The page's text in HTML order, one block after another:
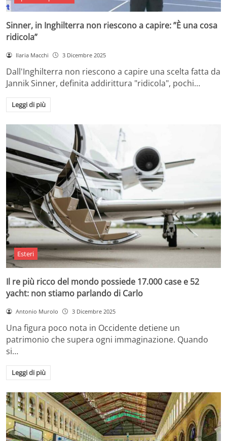
Sinner, in Inghilterra non riescono a capire: ”È una cosa
ridicola”
Ilaria Macchi 3 Dicembre 2025
Dall'Inghilterra non riescono a capire una scelta fatta da
Jannik Sinner, definita addirittura "ridicola", pochi…
Leggi di più
Esteri
Il re più ricco del mondo possiede 17.000 case e 52
yacht: non stiamo parlando di Carlo
Antonio Murolo 3 Dicembre 2025
Una figura poco nota in Occidente detiene un
patrimonio che supera ogni immaginazione. Quando
si…
Leggi di più